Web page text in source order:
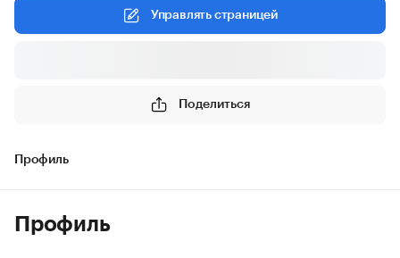
Управлять страницей
Поделиться
Профиль
Профиль